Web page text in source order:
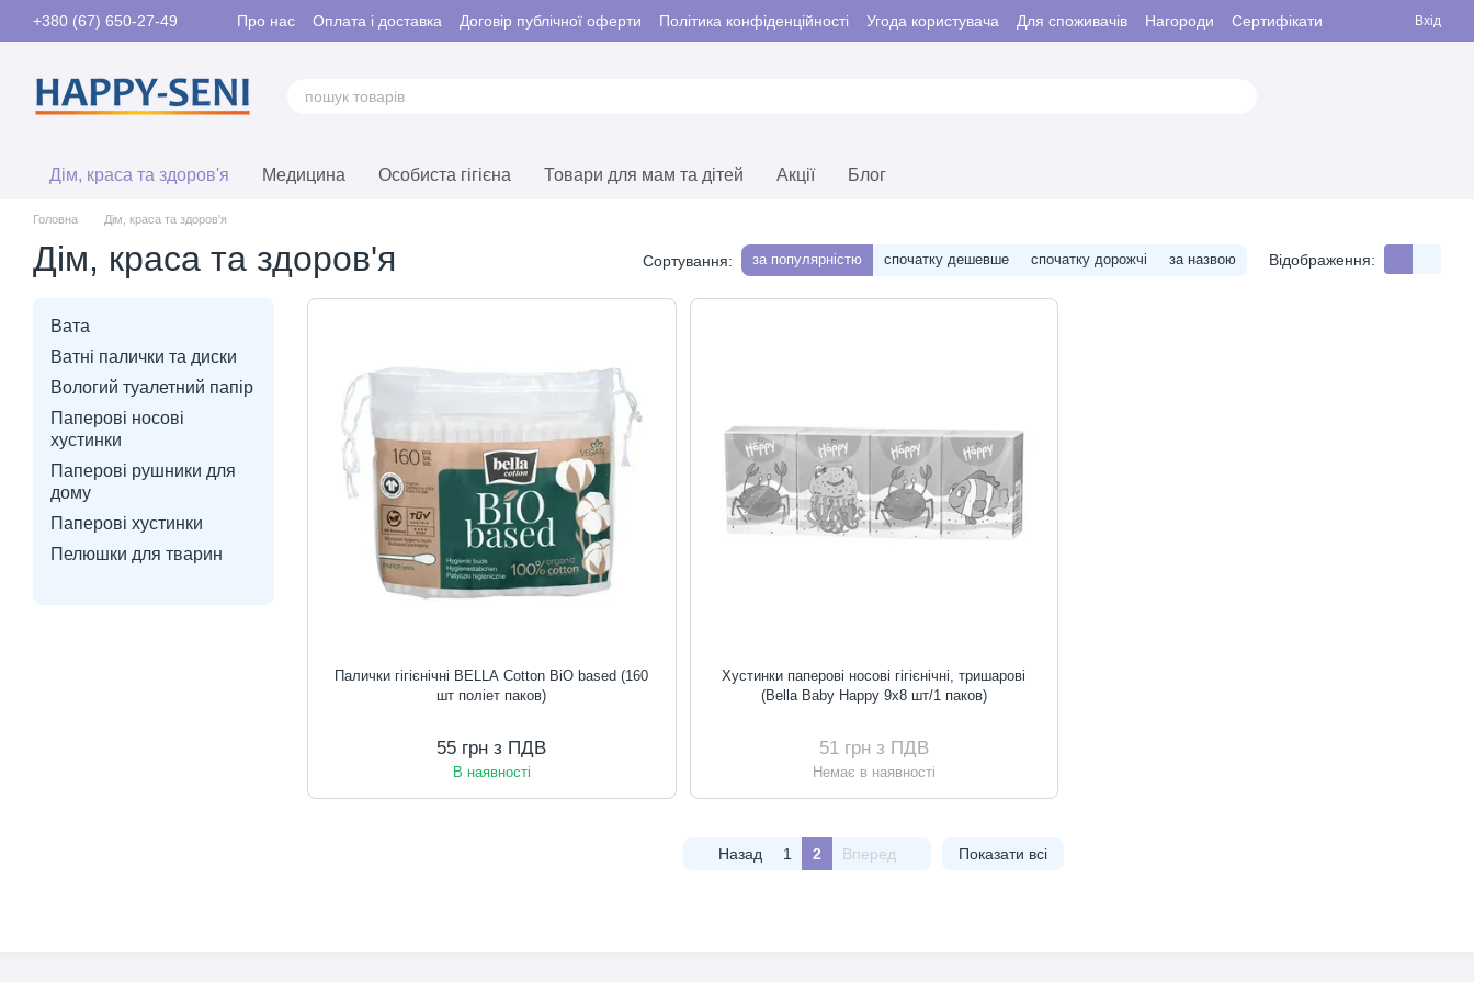
Перейти до основного контенту
+380 (67) 650-27-49 Про нас Оплата і доставка Договір публічної оферти Політика конфіденційності Угода користувача Для споживачів Нагороди
Сертифікати
Контакти
Вхід
Дім, краса та здоров'я Медицина Особиста гігієна Товари для мам та дітей Акції Блог
Головна Дім, краса та здоров'я
Дім, краса та здоров'я Сортування: за популярністю спочатку дешевше спочатку дорожчі за назвою Відображення:
Палички гігієнічні BELLA Cotton BiO based (160
шт поліет паков)
55 грн з ПДВ
В наявності
Хустинки паперові носові гігієнічні, тришарові
(Bella Baby Happy 9x8 шт/1 паков)
51 грн з ПДВ
Немає в наявності
Назад 1 2 Вперед Показати всі
Вата
Ватні палички та диски
Вологий туалетний папір
Паперові носові
хустинки
Паперові рушники для
дому
Паперові хустинки
Пелюшки для тварин